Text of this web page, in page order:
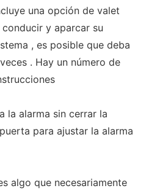
una opción de valet
y aparcar su
, es posible que deba
. Hay un número de
la alarma sin cerrar la
para ajustar la alarma
algo que necesariamente